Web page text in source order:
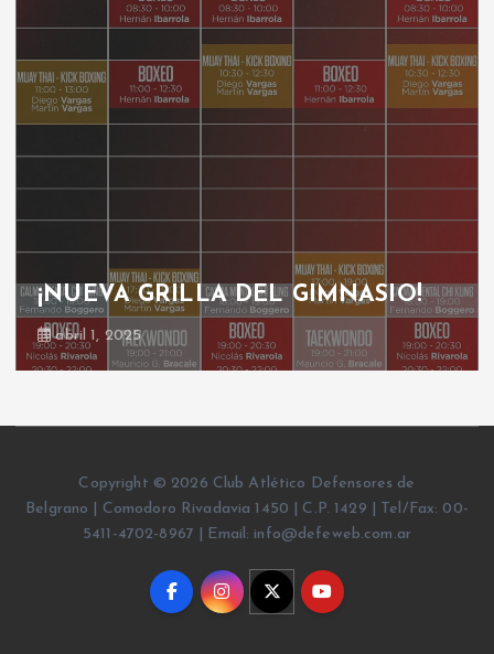
¡NUEVA GRILLA DEL GIMNASIO!
abril 1, 2025
Copyright © 2026 Club Atlético Defensores de
Belgrano | Comodoro Rivadavia 1450 | C.P. 1429 | Tel/Fax: 00-
5411-4702-8967 | Email: info@defeweb.com.ar